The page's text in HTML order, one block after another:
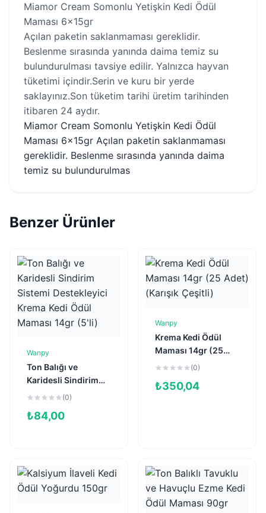
Miamor Cream Somonlu Yetişkin Kedi Ödül
Maması 6x15gr
Açılan paketin saklanmaması gereklidir.
Beslenme sırasında yanında daima temiz su
bulundurulması tavsiye edilir. Yalnızca hayvan
tüketimi içindir.Serin ve kuru bir yerde
saklayınız.Son tüketim tarihi üretim tarihinden
itibaren 24 aydır.
Miamor Cream Somonlu Yetişkin Kedi Ödül
Maması 6x15gr Açılan paketin saklanmaması
gereklidir. Beslenme sırasında yanında daima
temiz su bulundurulmas
Benzer Ürünler
Wanpy
Ton Balığı ve
Karidesli Sindirim
Sistemi Destekleyici
Maması 14gr (5'li)
(0)
₺84,00
Wanpy
Krema Kedi Ödül
Maması 14gr (25
Adet) (Karışık
(0)
₺350,04